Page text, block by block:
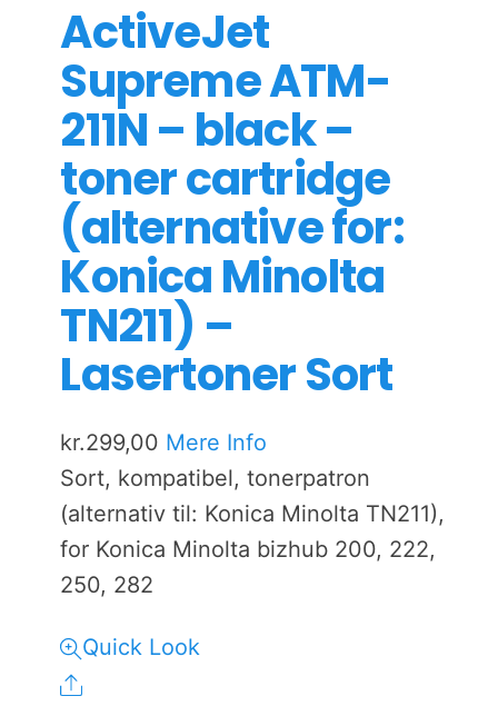
ActiveJet
Supreme ATM-
211N – black –
toner cartridge
(alternative for:
Konica Minolta
TN211) –
Lasertoner Sort
kr.299,00 Mere Info
Sort, kompatibel, tonerpatron
(alternativ til: Konica Minolta TN211),
for Konica Minolta bizhub 200, 222,
250, 282
Quick Look
Share